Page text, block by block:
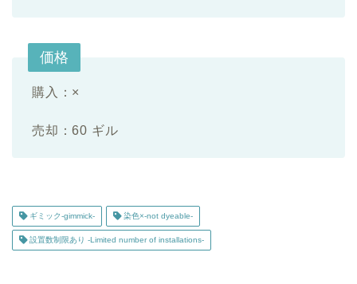
価格
購入： ×
売却：60 ギル
ギミック-gimmick- 染色×-not dyeable-
設置数制限あり -Limited number of installations-